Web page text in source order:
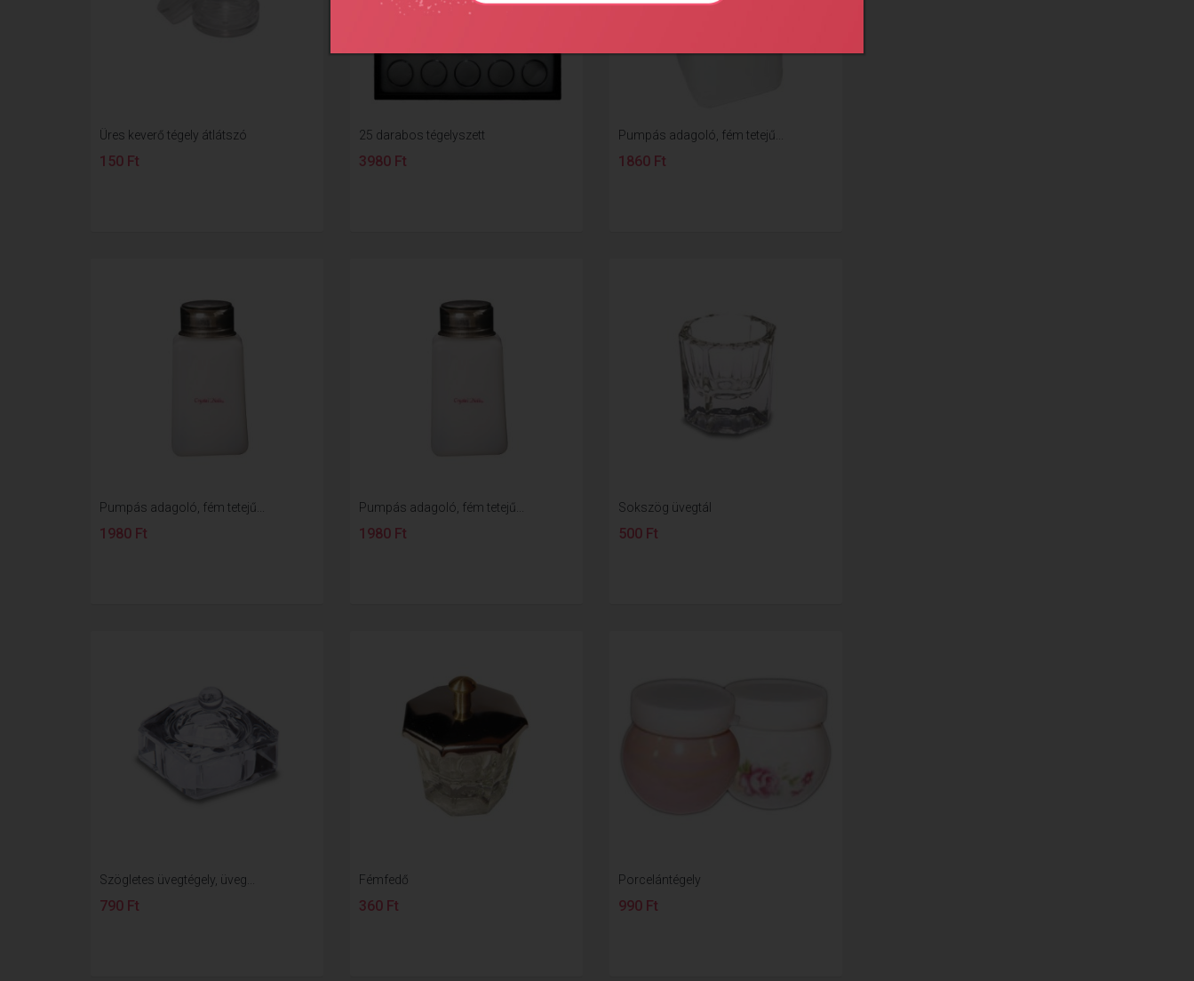
Üres keverő tégely átlátszó
150 Ft
25 darabos tégelyszett
3980 Ft
Pumpás adagoló, fém tetejű...
1860 Ft
Pumpás adagoló, fém tetejű...
1980 Ft
Pumpás adagoló, fém tetejű...
1980 Ft
Sokszög üvegtál
500 Ft
Szögletes üvegtégely, üveg...
790 Ft
Fémfedő
360 Ft
Porcelántégely
990 Ft